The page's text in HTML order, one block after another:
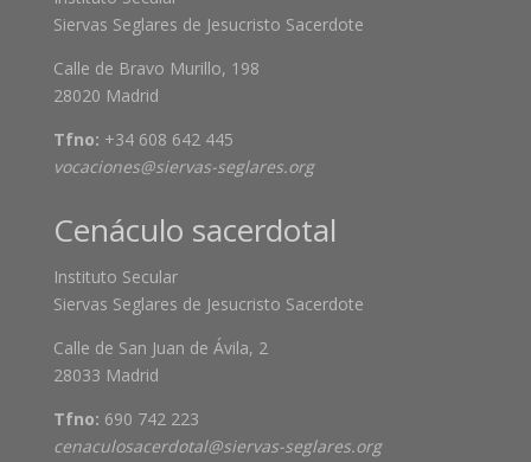
Siervas Seglares de Jesucristo Sacerdote
Calle de Bravo Murillo, 198
28020 Madrid
Tfno: +34 608 642 445
vocaciones@siervas-seglares.org
Cenáculo sacerdotal
Instituto Secular
Siervas Seglares de Jesucristo Sacerdote
Calle de San Juan de Ávila, 2
28033 Madrid
Tfno: 690 742 223
cenaculosacerdotal@siervas-seglares.org